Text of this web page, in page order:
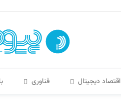
اقتصاد دیجیتال فناوری